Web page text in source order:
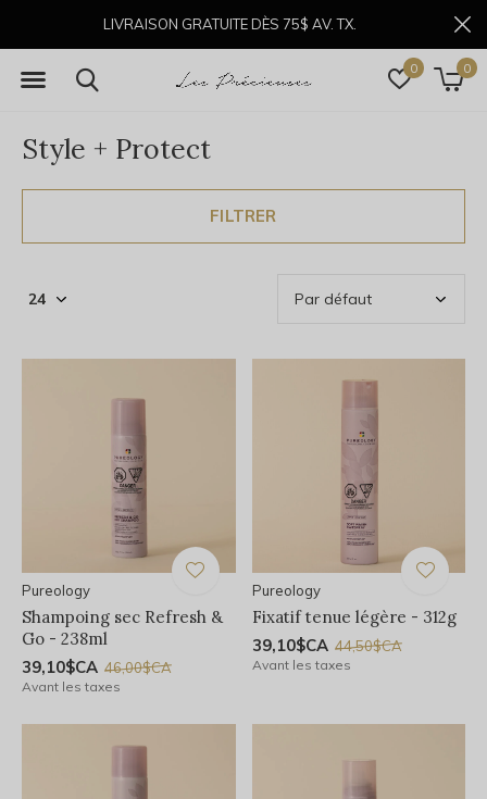
0 0
LIVRAISON GRATUITE DÈS 75$ AV. TX.
Style + Protect
FILTRER
Pureology
Shampoing sec Refresh &
Go - 238ml
39,10$CA 46,00$CA
Avant les taxes
Pureology
Fixatif tenue légère - 312g
39,10$CA 44,50$CA
Avant les taxes